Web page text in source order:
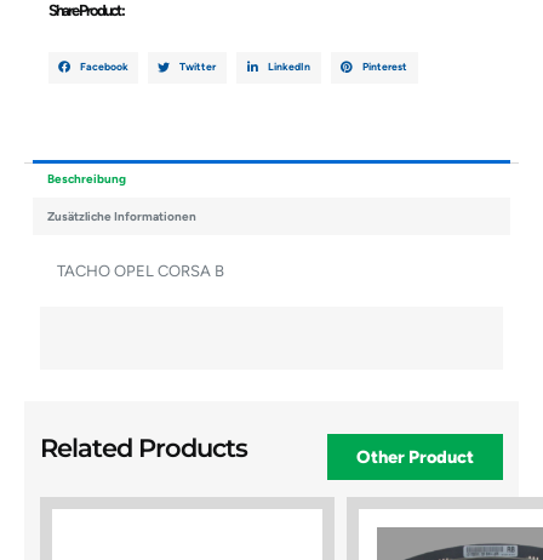
Share Product :
Facebook Twitter LinkedIn Pinterest
Beschreibung
Zusätzliche Informationen
TACHO OPEL CORSA B
Related Products Other Product